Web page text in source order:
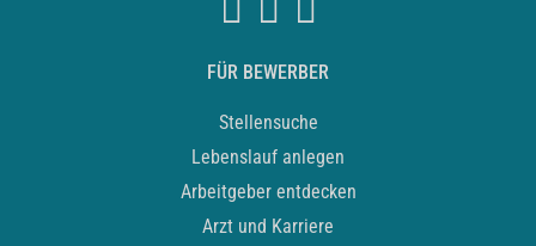
FÜR BEWERBER
Stellensuche
Lebenslauf anlegen
Arbeitgeber entdecken
Arzt und Karriere